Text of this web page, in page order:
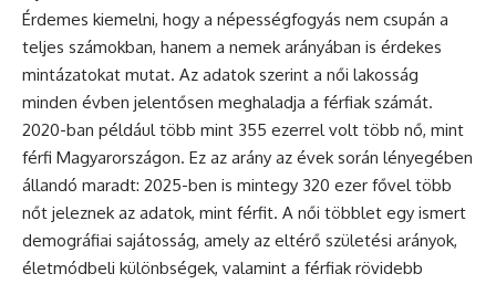
Érdemes kiemelni, hogy a népességfogyás nem csupán a
teljes számokban, hanem a nemek arányában is érdekes
mintázatokat mutat. Az adatok szerint a női lakosság
minden évben jelentősen meghaladja a férfiak számát.
2020-ban például több mint 355 ezerrel volt több nő, mint
férfi Magyarországon. Ez az arány az évek során lényegében
állandó maradt: 2025-ben is mintegy 320 ezer fővel több
nőt jeleznek az adatok, mint férfit. A női többlet egy ismert
demográfiai sajátosság, amely az eltérő születési arányok,
életmódbeli különbségek, valamint a férfiak rövidebb